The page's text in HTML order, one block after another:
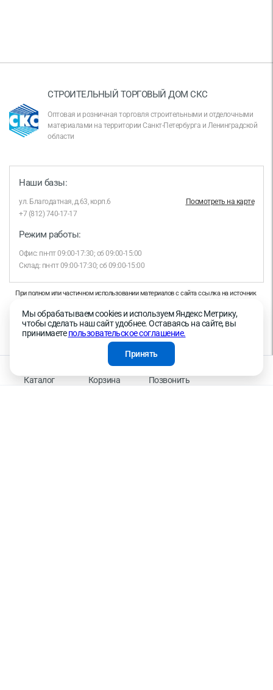
Каталог Корзина Позвонить
СТРОИТЕЛЬНЫЙ ТОРГОВЫЙ ДОМ СКС
Оптовая и розничная торговля строительными и отделочными
материалами на территории Санкт-Петербурга и Ленинградской
области
Наши базы:
ул. Благодатная, д.63, корп.6
Посмотреть на карте
+7 (812) 740-17-17
Режим работы:
Офис: пн-пт 09:00-17:30; сб 09:00-15:00
Склад: пн-пт 09:00-17:30; сб 09:00-15:00
При полном или частичном использовании материалов с сайта ссылка на источник
Продолжая работу с сайтом, вы даете согласие на использование сайтом cookies и
на обработку персональных данных в целях функционирования сайта, проведения
ретаргетинга, статистических исследований, улучшения сервиса и предоставления
релевантной рекламной информации на основе ваших предпочтений и интересов.
На информационном ресурсе применяются рекомендательные технологии —
Правила применения рекомендательных технологий
Мы обрабатываем cookies и используем Яндекс Метрику,
чтобы сделать наш сайт удобнее. Оставаясь на сайте, вы
принимаетепользовательское соглашение.
Принять